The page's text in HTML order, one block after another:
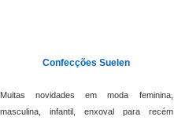
Confecções Suelen
Muitas novidades em moda feminina,
masculina, infantil, enxoval para recém